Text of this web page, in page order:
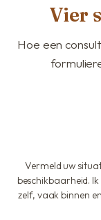
Vier
Hoe een
Vermeld uw
beschikbaarheid.
zelf, vaak binnen